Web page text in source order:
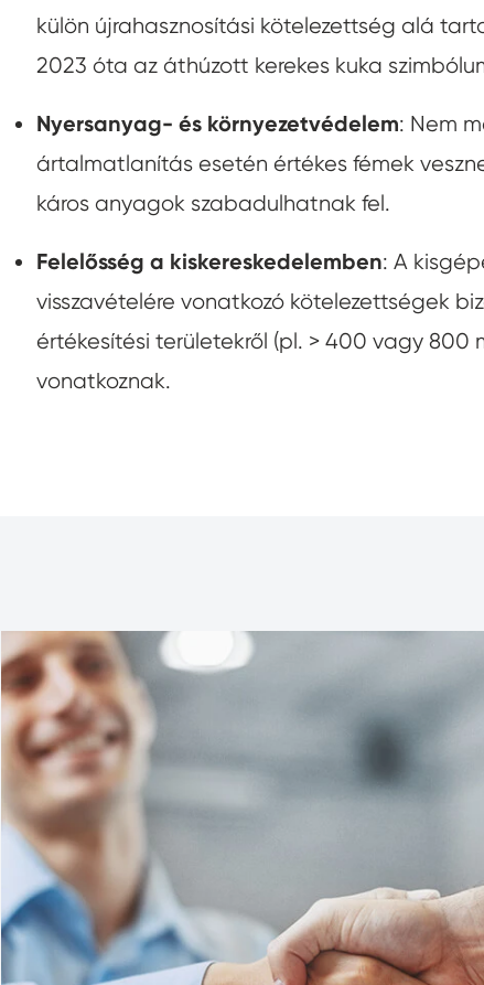
külön újrahasznosítási kötelezettség alá
2023 óta az áthúzott kerekes kuka
Nyersanyag- és környezetvédelem: Nem
ártalmatlanítás esetén értékes fémek
káros anyagok szabadulhatnak fel.
Felelősség a kiskereskedelemben: A
visszavételére vonatkozó kötelezettségek
értékesítési területekről (pl. > 400 vagy 800
vonatkoznak.